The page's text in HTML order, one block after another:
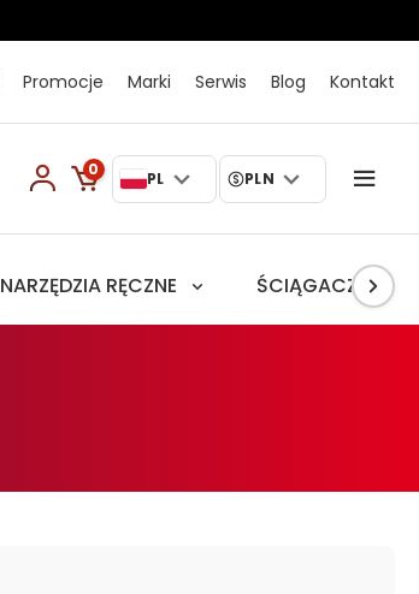
Promocje Marki Serwis Blog Kontakt
0 PL PLN
NARZĘDZIA RĘCZNE ŚCIĄGACZE